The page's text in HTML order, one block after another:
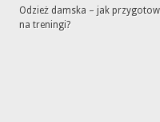
Odzież damska – jak
na treningi?